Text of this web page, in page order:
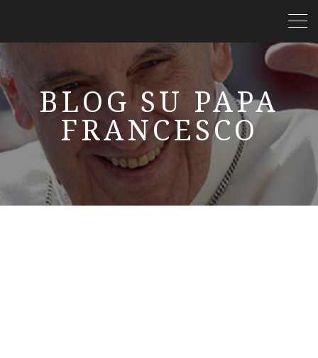
BLOG SU PAPA
FRANCESCO